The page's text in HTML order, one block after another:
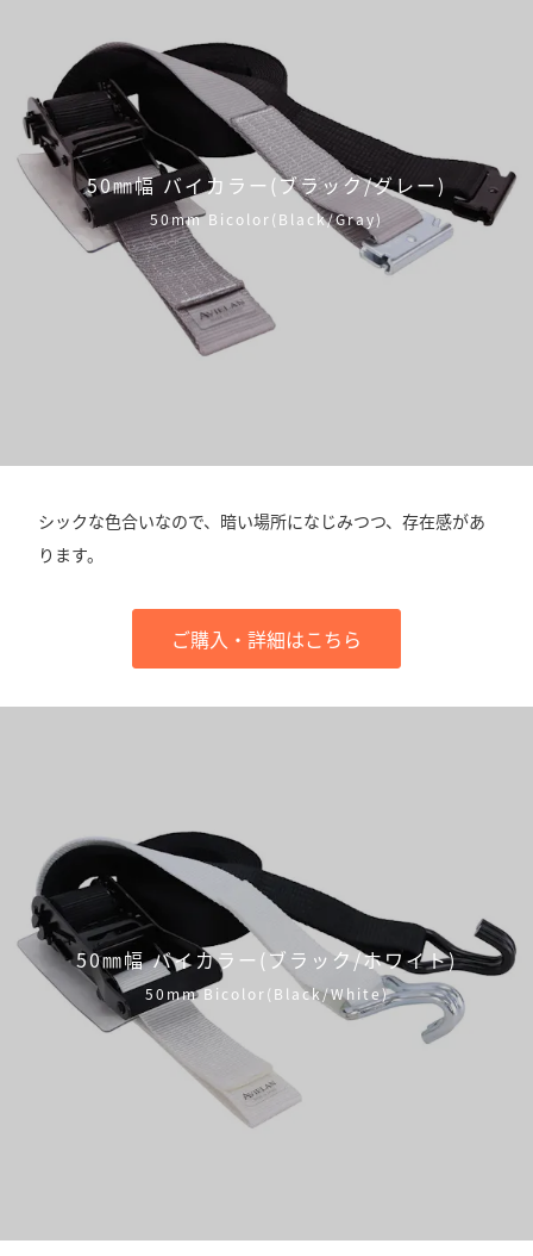
50㎜幅 バイカラー(ブラック/グレー)
50mm Bicolor(Black/Gray)
シックな色合いなので、暗い場所になじみつつ、存在感があ
ります。
ご購入・詳細はこちら
50㎜幅 バイカラー(ブラック/ホワイト)
50mm Bicolor(Black/White)